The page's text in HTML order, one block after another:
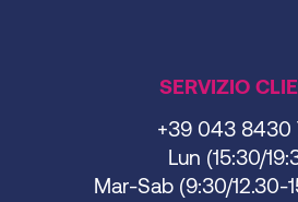
SERVIZIO
+39 043 8430
Lun (15:30/
Mar-Sab (9:30/12.30-